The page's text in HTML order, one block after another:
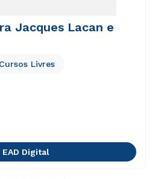
Jacques Lacan e
Cursos Livres
EAD Digital